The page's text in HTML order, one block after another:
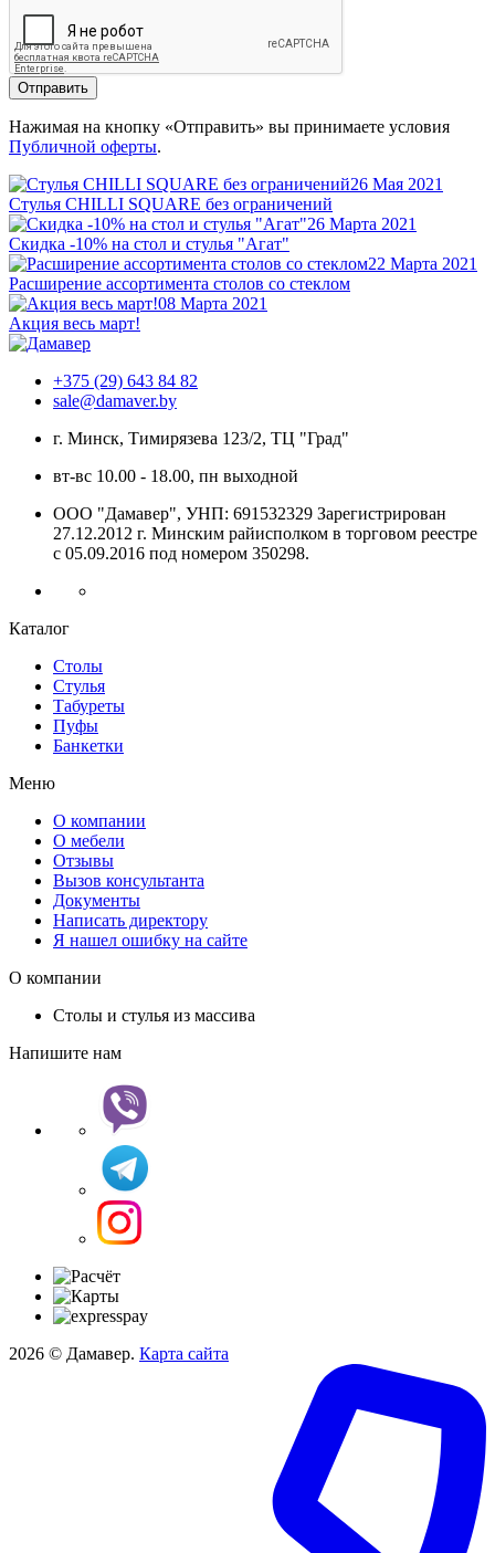
Отправить
Нажимая на кнопку «Отправить» вы принимаете условия
Публичной оферты.
26 Мая 2021
Стулья CHILLI SQUARE без ограничений
26 Марта 2021
Скидка -10% на стол и стулья "Агат"
22 Марта 2021
Расширение ассортимента столов со стеклом
08 Марта 2021
Акция весь март!
+375 (29) 643 84 82
sale@damaver.by
г. Минск, Тимирязева 123/2, ТЦ "Град"
вт-вс 10.00 - 18.00, пн выходной
ООО "Дамавер", УНП: 691532329 Зарегистрирован
27.12.2012 г. Минским райисполком в торговом реестре
с 05.09.2016 под номером 350298.
Каталог
Столы
Стулья
Табуреты
Пуфы
Банкетки
Меню
О компании
О мебели
Отзывы
Вызов консультанта
Документы
Написать директору
Я нашел ошибку на сайте
О компании
Столы и стулья из массива
Напишите нам
2026 © Дамавер. Карта сайта